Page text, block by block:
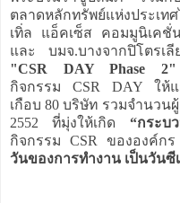
ตลาดหลักทรัพย์แห่งประเท
เทิ่ล แอ็คเซ็ส คอมมูนิเค
และ บมจ.บางจากปิโตรเ
"CSR DAY Phase 2"
กิจกรรม CSR DAY ให้แ
เกือบ 80 บริษัท รวมจำนวน
2552 ที่มุ่งให้เกิด “กระบ
กิจกรรม CSR ขององค์กร
วันของการทำงาน เป็นวันซี